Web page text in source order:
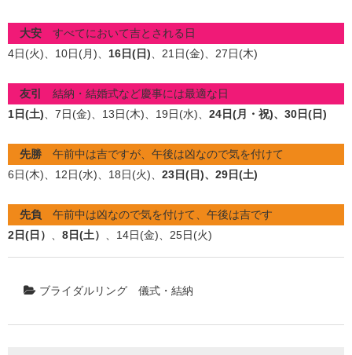
大安 すべてにおいて吉とされる日
4日(火)、10日(月)、 16日(日) 、21日(金)、27日(木)
友引
結納・結婚式など慶事には最適な日
1日(土) 、7日(金)、13日(木)、19日(水)、 24日(月・祝)、 30日(日)
先勝 午前中は吉ですが、午後は凶なので気を付けて
6日(木)、12日(水)、18日(火)、 23日(日)、29日(土)
先負 午前中は凶なので気を付けて、午後は吉です
2日(日） 8日(土） 、14日(金)、25日(火)
ブライダルリング 儀式・結納